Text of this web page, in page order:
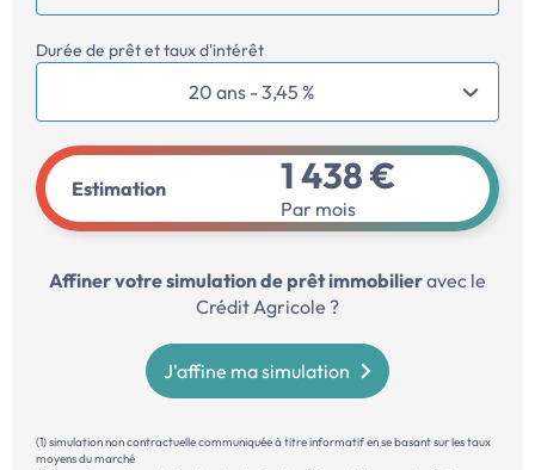
Durée de prêt et taux d'intérêt
Estimation 1 438 €
Par mois
Affiner votre simulation de prêt immobilieravec le
Crédit Agricole ?
J'affine ma simulation
(1) simulation non contractuelle communiquée à titre informatif en se basant sur les taux
moyens du marché